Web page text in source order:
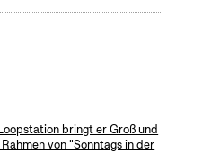
bringt er Groß und
von "Sonntags in der